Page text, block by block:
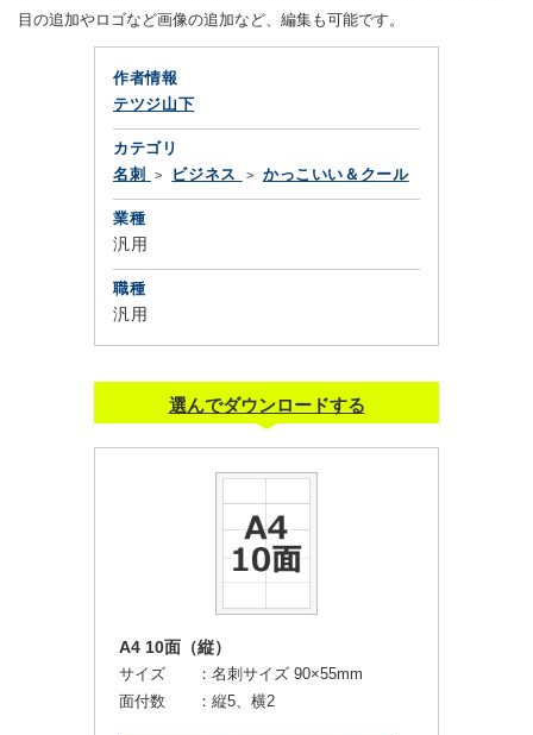
目の追加やロゴなど画像の追加など、編集も可能です。
作者情報
テツジ山下
カテゴリ
名刺
ビジネス かっこいい＆クール
業種
汎用
職種
汎用
選んでダウンロードする
A4 10面（縦）
サイズ ： 名刺サイズ 90×55mm
面付数 ： 縦5、横2